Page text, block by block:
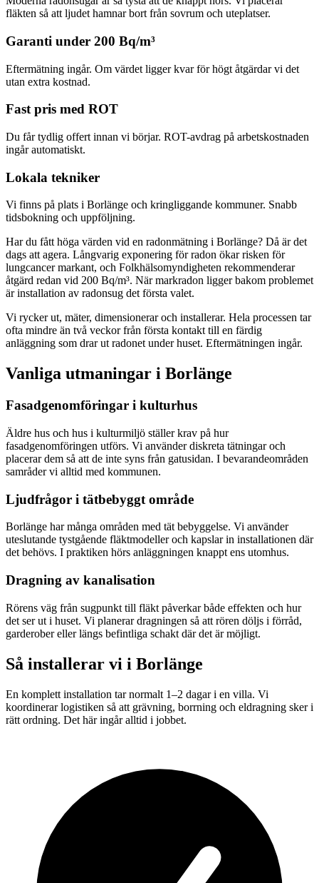
fläkten så att ljudet hamnar bort från sovrum och uteplatser.
Garanti under 200 Bq/m³
Eftermätning ingår. Om värdet ligger kvar för högt åtgärdar vi det
utan extra kostnad.
Fast pris med ROT
Du får tydlig offert innan vi börjar. ROT-avdrag på arbetskostnaden
ingår automatiskt.
Lokala tekniker
Vi finns på plats i Borlänge och kringliggande kommuner. Snabb
tidsbokning och uppföljning.
Har du fått höga värden vid en radonmätning i Borlänge? Då är det
dags att agera. Långvarig exponering för radon ökar risken för
lungcancer markant, och Folkhälsomyndigheten rekommenderar
åtgärd redan vid 200 Bq/m³. När markradon ligger bakom problemet
är installation av radonsug det första valet.
Vi rycker ut, mäter, dimensionerar och installerar. Hela processen tar
ofta mindre än två veckor från första kontakt till en färdig
anläggning som drar ut radonet under huset. Eftermätningen ingår.
Vanliga utmaningar i Borlänge
Fasadgenomföringar i kulturhus
Äldre hus och hus i kulturmiljö ställer krav på hur
fasadgenomföringen utförs. Vi använder diskreta tätningar och
placerar dem så att de inte syns från gatusidan. I bevarandeområden
samråder vi alltid med kommunen.
Ljudfrågor i tätbebyggt område
Borlänge har många områden med tät bebyggelse. Vi använder
uteslutande tystgående fläktmodeller och kapslar in installationen där
det behövs. I praktiken hörs anläggningen knappt ens utomhus.
Dragning av kanalisation
Rörens väg från sugpunkt till fläkt påverkar både effekten och hur
det ser ut i huset. Vi planerar dragningen så att rören döljs i förråd,
garderober eller längs befintliga schakt där det är möjligt.
Så installerar vi i Borlänge
En komplett installation tar normalt 1–2 dagar i en villa. Vi
koordinerar logistiken så att grävning, borrning och eldragning sker i
rätt ordning. Det här ingår alltid i jobbet.